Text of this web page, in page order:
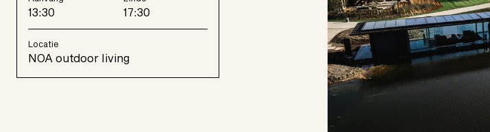
13:30 17:30
Locatie
NOA outdoor living